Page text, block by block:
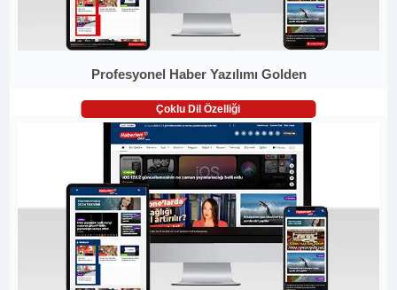
Profesyonel Haber Yazılımı Golden
Çoklu Dil Özelliği